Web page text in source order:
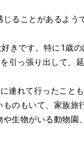
ることがあるよう
きです。特に1歳
引っ張り出して、延
連れて行ったことも
のもいて、家族旅
生物がいる動物